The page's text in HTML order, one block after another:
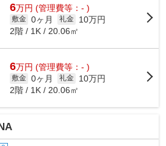
6万円 (管理費等：- )
敷金 0ヶ月 礼金
10万円
2階 / 1K / 20.06㎡
6万円 (管理費等：- )
敷金 0ヶ月 礼金
10万円
2階 / 1K / 20.06㎡